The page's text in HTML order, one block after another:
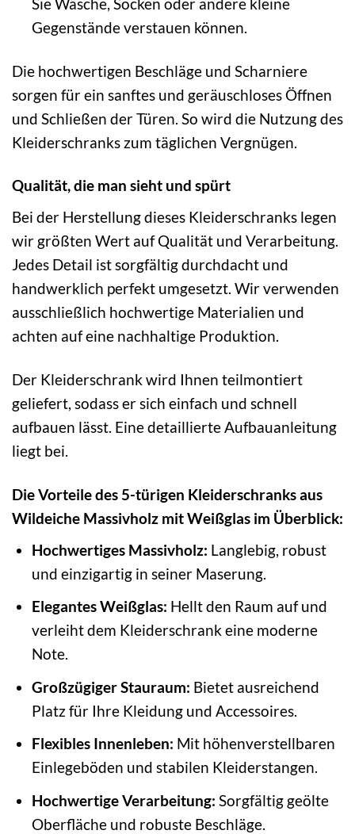
Gegenstände verstauen können.
Die hochwertigen Beschläge und Scharniere
sorgen für ein sanftes und geräuschloses Öffnen
und Schließen der Türen. So wird die Nutzung des
Kleiderschranks zum täglichen Vergnügen.
Qualität, die man sieht und spürt
Bei der Herstellung dieses Kleiderschranks legen
wir größten Wert auf Qualität und Verarbeitung.
Jedes Detail ist sorgfältig durchdacht und
handwerklich perfekt umgesetzt. Wir verwenden
ausschließlich hochwertige Materialien und
achten auf eine nachhaltige Produktion.
Der Kleiderschrank wird Ihnen teilmontiert
geliefert, sodass er sich einfach und schnell
aufbauen lässt. Eine detaillierte Aufbauanleitung
liegt bei.
Die Vorteile des 5-türigen Kleiderschranks aus
Wildeiche Massivholz mit Weißglas im Überblick:
Hochwertiges Massivholz: Langlebig, robust
und einzigartig in seiner Maserung.
Elegantes Weißglas: Hellt den Raum auf und
verleiht dem Kleiderschrank eine moderne
Note.
Großzügiger Stauraum: Bietet ausreichend
Platz für Ihre Kleidung und Accessoires.
Flexibles Innenleben: Mit höhenverstellbaren
Einlegeböden und stabilen Kleiderstangen.
Hochwertige Verarbeitung: Sorgfältig geölte
Oberfläche und robuste Beschläge.